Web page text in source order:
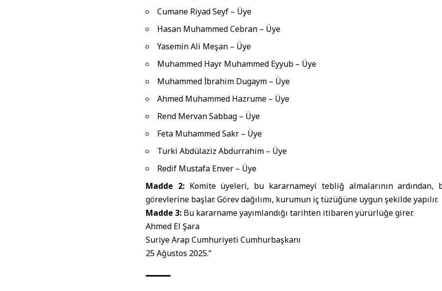
Cumane Riyad Seyf – Üye
Hasan Muhammed Cebran – Üye
Yasemin Ali Meşan – Üye
Muhammed Hayr Muhammed Eyyub – Üye
Muhammed İbrahim Dugaym – Üye
Ahmed Muhammed Hazrume – Üye
Rend Mervan Sabbag – Üye
Feta Muhammed Sakr – Üye
Turki Abdülaziz Abdurrahim – Üye
Redif Mustafa Enver – Üye
Madde 2:Komite üyeleri, bu kararnameyi tebliğ almalarının ardından,
görevlerine başlar. Görev dağılımı, kurumun iç tüzüğüne uygun şekilde yapılır.
Madde 3: Bu kararname yayımlandığı tarihten itibaren yürürlüğe girer.
Ahmed El Şara
Suriye Arap Cumhuriyeti Cumhurbaşkanı
25 Ağustos 2025.”